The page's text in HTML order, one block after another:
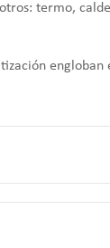
termo,